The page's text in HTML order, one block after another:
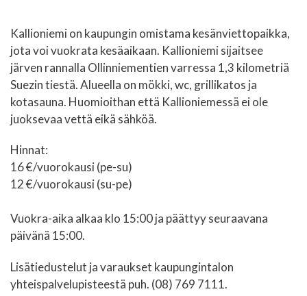
Kallioniemi on kaupungin omistama kesänviettopaikka,
jota voi vuokrata kesäaikaan. Kallioniemi sijaitsee
järven rannalla Ollinniementien varressa 1,3 kilometriä
Suezin tiestä. Alueella on mökki, wc, grillikatos ja
kotasauna. Huomioithan että Kallioniemessä ei ole
juoksevaa vettä eikä sähköä.
Hinnat:
16 €/vuorokausi (pe-su)
12 €/vuorokausi (su-pe)
Vuokra-aika alkaa klo 15:00 ja päättyy seuraavana
päivänä 15:00.
Lisätiedustelut ja varaukset kaupungintalon
yhteispalvelupisteestä puh. (08) 769 7111.